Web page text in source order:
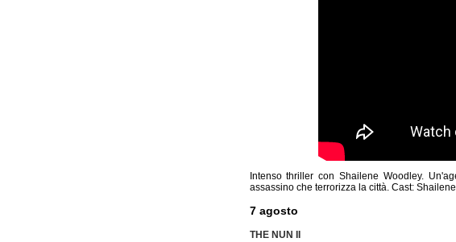
Intenso thriller con Shailene Woodley.
assassino che terrorizza la città. Cast:
7 agosto
THE NUN II